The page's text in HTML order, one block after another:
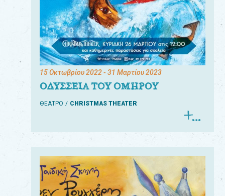
15 Οκτωβρίου 2022- 31 Μαρτίου 2023
ΟΔΥΣΣΕΙΑ ΤΟΥ ΟΜΗΡΟΥ
ΘΕΑΤΡΟ CHRISTMAS THEATER